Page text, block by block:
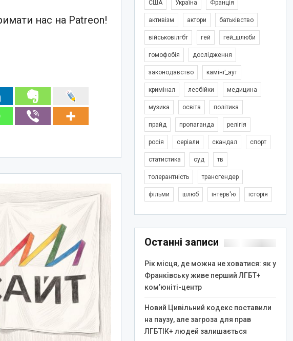
нас на Patreon!
США Україна Франція
активізм актори батьківство
військовілгбт гей гей_шлюби
гомофобія дослідження
законодавство камінґ_аут
кримінал лесбійки медицина
музика освіта політика
прайд пропаганда релігія
росія серіали скандал спорт
статистика суд тв
толерантність трансгендер
фільми шлюб інтерв'ю історія
Останні записи
Рік місця, де можна не ховатися: як у
Франківську живе перший ЛГБТ+
ком’юніті-центр
Новий Цивільний кодекс поставили
на паузу, але загроза для прав
ЛГБТІК+ людей залишається